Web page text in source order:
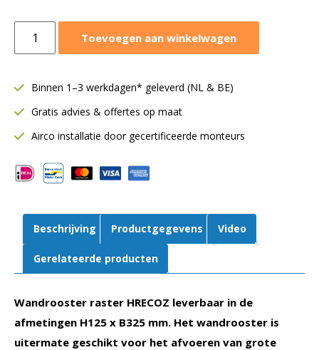
raster
125
mm
325
mm
Retour
Aluminium
Toevoegen aan winkelwagen
Binnen 1–3 werkdagen* geleverd (NL & BE)
Gratis advies & offertes op maat
Airco installatie door gecertificeerde monteurs
Beschrijving Productgegevens Video
Gerelateerde producten
Wandrooster raster HRECOZ leverbaar in de
afmetingen H125 x B325 mm. Het wandrooster is
uitermate geschikt voor het afvoeren van grote